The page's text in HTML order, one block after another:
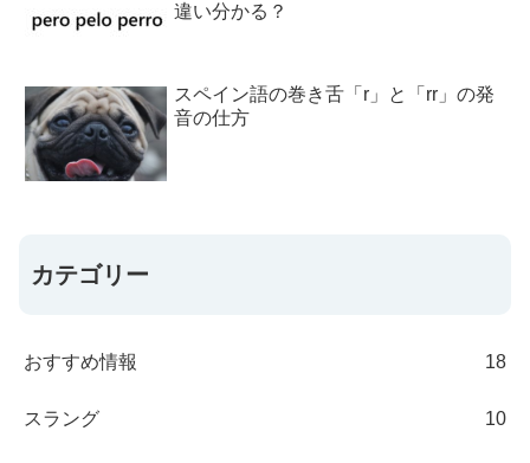
違い分かる？
スペイン語の巻き舌「r」と「rr」の発
音の仕方
カテゴリー
おすすめ情報 18
スラング 10